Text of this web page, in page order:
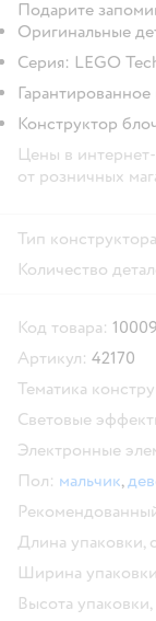
Подарите
Оригинальные
Серия: LEGO
Конструктор
Цены в интернет-
от розничных
Тип
Количество
Код товара:
Артикул: 42170
Тематика
Световые
Электронные
Пол: мальчик,
Длина упаковки,
Ширина
Высота